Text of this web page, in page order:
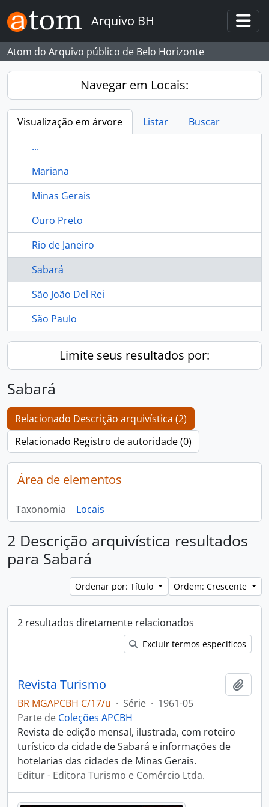
Skip to main content
Arquivo BH
Atom do Arquivo público de Belo Horizonte
Navegar em Locais:
Visualização em árvore Listar
Buscar
...
Mariana
Minas Gerais
Ouro Preto
Rio de Janeiro
Sabará
São João Del Rei
São Paulo
Limite seus resultados por:
Sabará
Relacionado Descrição arquivística (2)
Relacionado Registro de autoridade (0)
Área de elementos
Taxonomia Locais
2 Descrição arquivística resultados
para Sabará
Ordenar por: Título Ordem: Crescente
2 resultados diretamente relacionados
Excluir termos específicos
Revista Turismo
BR MGAPCBH C/17/u · Série · 1961-05
Parte de Coleções APCBH
Revista de edição mensal, ilustrada, com roteiro
turístico da cidade de Sabará e informações de
hotelarias das cidades de Minas Gerais.
Editur - Editora Turismo e Comércio Ltda.